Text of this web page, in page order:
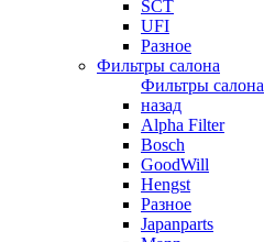
SCT
UFI
Разное
Фильтры салона
Фильтры салона
назад
Alpha Filter
Bosch
GoodWill
Hengst
Разное
Japanparts